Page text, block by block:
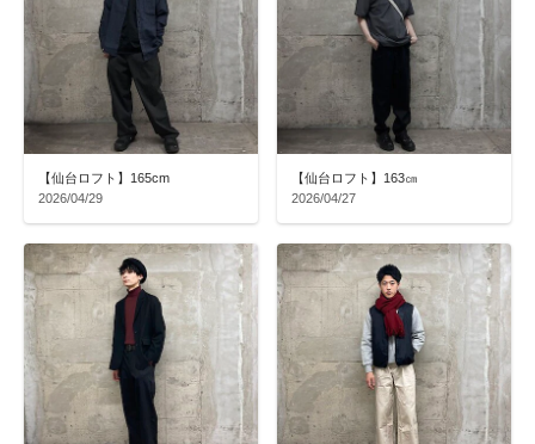
【仙台ロフト】165cm
2026/04/29
【仙台ロフト】163㎝
2026/04/27